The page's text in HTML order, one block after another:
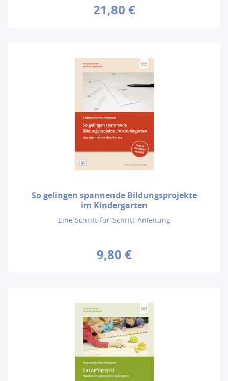
21,80 €
So gelingen spannende Bildungsprojekte
im Kindergarten
Eine Schritt-für-Schritt-Anleitung
9,80 €